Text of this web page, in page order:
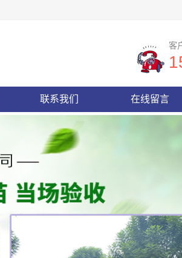
客
联系我们 在线留言